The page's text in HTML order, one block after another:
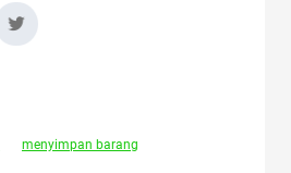
menyimpan barang